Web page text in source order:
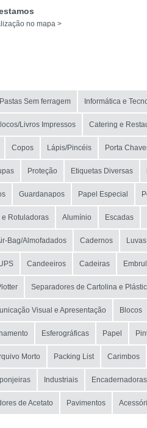
no mapa >
Sem ferragem Informática e
Livros Impressos Catering e
Copos Lápis/Pincéis Porta
Proteção Etiquetas Diversas
Guardanapos Papel Especial
e Rotuladoras Alumínio Escadas
Bag/Almofadados Cadernos
Candeeiros Cadeiras
Separadores de Cartolina e
Visual e Apresentação Blocos
Esferográficas Papel
Morto Packing List Carimbos
Industriais Encadernadoras
de Acetato Pavimentos